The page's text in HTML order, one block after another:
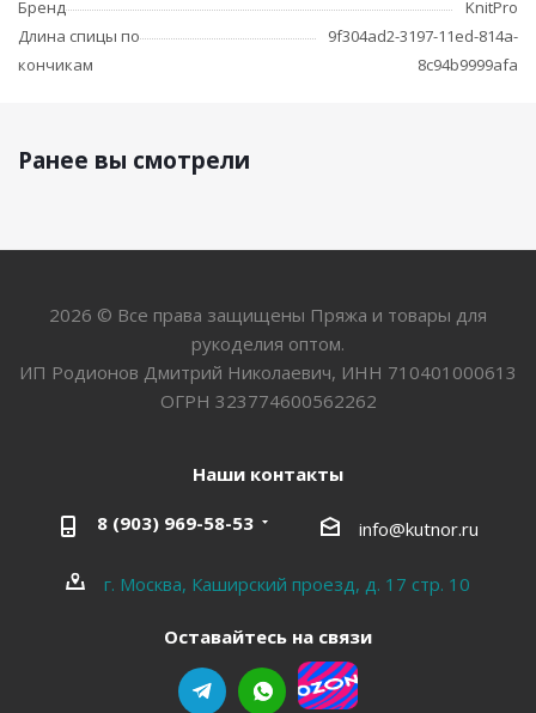
Бренд
KnitPro
Длина спицы по
кончикам
9f304ad2-3197-11ed-814a-
8c94b9999afa
Ранее вы смотрели
2026 © Все права защищены Пряжа и товары для
рукоделия оптом.
ИП Родионов Дмитрий Николаевич, ИНН 710401000613
ОГРН 323774600562262
Наши контакты
8 (903) 969-58-53 info@kutnor.ru
г. Москва, Каширский проезд, д. 17 стр. 10
Оставайтесь на связи